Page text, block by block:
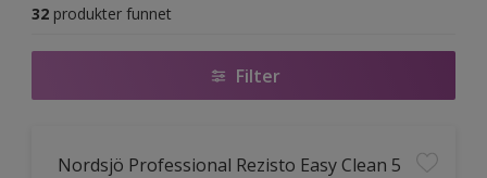
32 produkter funnet
Filter
Nordsjö Professional Rezisto Easy Clean 5